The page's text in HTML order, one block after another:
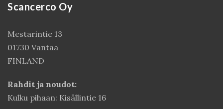
Scancerco Oy
Mestarintie 13
01730 Vantaa
FINLAND
Rahdit ja noudot:
Kulku pihaan: Kisällintie 16